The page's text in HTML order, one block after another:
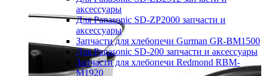
аксессуары
Для Panasonic SD-ZP2000 запчасти и
аксессуары
Запчасти для хлебопечи Gurman GR-BM1500
Для Panasonic SD-200 запчасти и аксессуары
Запчасти для хлебопечи Redmond RBM-
M1920